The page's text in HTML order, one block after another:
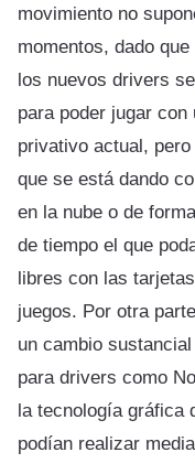
movimiento no
momentos, dado
los nuevos drivers
para poder jugar
privativo actual,
que se está dando
en la nube o de
de tiempo el que
libres con las
juegos. Por otra
un cambio
para drivers como
la tecnología gráfica
podían realizar